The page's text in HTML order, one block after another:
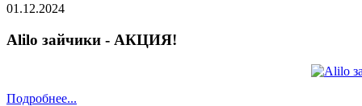
01.12.2024
Alilo зайчики - АКЦИЯ!
Подробнее...